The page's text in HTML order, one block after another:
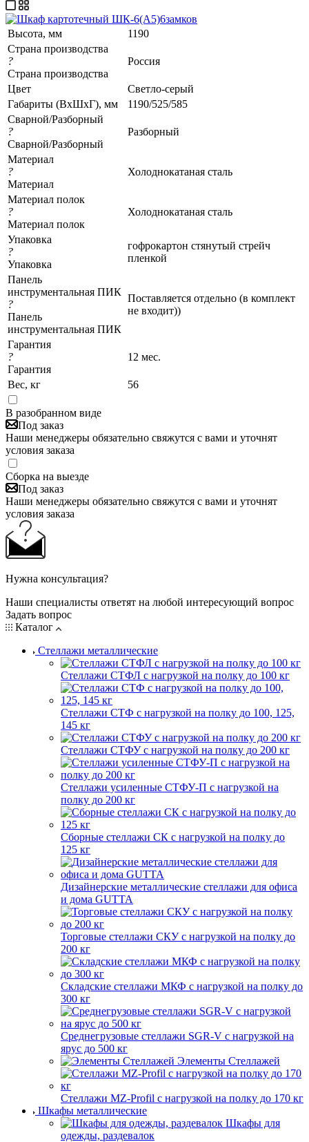
Высота, мм
1190
Страна производства
?
Страна производства
Россия
Цвет
Светло-серый
Габариты (ВхШхГ), мм
1190/525/585
Сварной/Разборный
?
Сварной/Разборный
Разборный
Материал
?
Материал
Холоднокатаная сталь
Материал полок
?
Материал полок
Холоднокатаная сталь
Упаковка
?
Упаковка
гофрокартон стянутый стрейч
пленкой
Панель
инструментальная ПИК
?
Панель
инструментальная ПИК
Поставляется отдельно (в комплект
не входит))
Гарантия
?
Гарантия
12 мес.
Вес, кг 56
В разобранном виде
Под заказ
Наши менеджеры обязательно свяжутся с вами и уточнят
условия заказа
Сборка на выезде
Под заказ
Наши менеджеры обязательно свяжутся с вами и уточнят
условия заказа
Нужна консультация?
Наши специалисты ответят на любой интересующий вопрос
Задать вопрос
Каталог
Стеллажи металлические
Стеллажи СТФЛ с нагрузкой на полку до 100 кг
Стеллажи СТФ с нагрузкой на полку до 100, 125,
145 кг
Стеллажи СТФУ с нагрузкой на полку до 200 кг
Стеллажи усиленные СТФУ-П с нагрузкой на
полку до 200 кг
Сборные стеллажи СК с нагрузкой на полку до
125 кг
Дизайнерские металлические стеллажи для офиса
и дома GUTTA
Торговые стеллажи СКУ с нагрузкой на полку до
200 кг
Складские стеллажи МКФ с нагрузкой на полку до
300 кг
Среднегрузовые стеллажи SGR-V с нагрузкой на
ярус до 500 кг
Элементы Стеллажей
Стеллажи MZ-Profil с нагрузкой на полку до 170 кг
Шкафы металлические
Шкафы для
одежды, раздевалок